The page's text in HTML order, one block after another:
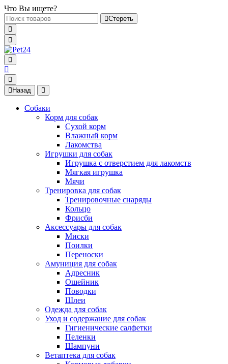
Что Вы ищете?
Стереть
Назад
Собаки
Корм для собак
Сухой корм
Влажный корм
Лакомства
Игрушки для собак
Игрушка с отверстием для лакомств
Мягкая игрушка
Мячи
Тренировка для собак
Тренировочные снаряды
Кольцо
Фрисби
Аксессуары для собак
Миски
Поилки
Переноски
Амуниция для собак
Адресник
Ошейник
Поводки
Шлеи
Одежда для собак
Уход и содержание для собак
Гигиенические салфетки
Пеленки
Шампуни
Ветаптека для собак